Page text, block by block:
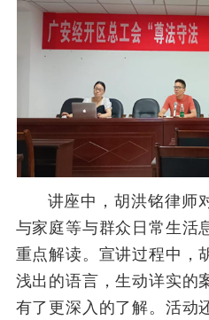
讲座中，胡洪铭律师
与家庭等与群众日常生活
重点解读。宣讲过程中，
浅出的语言，生动详实的
有了更深入的了解。活动